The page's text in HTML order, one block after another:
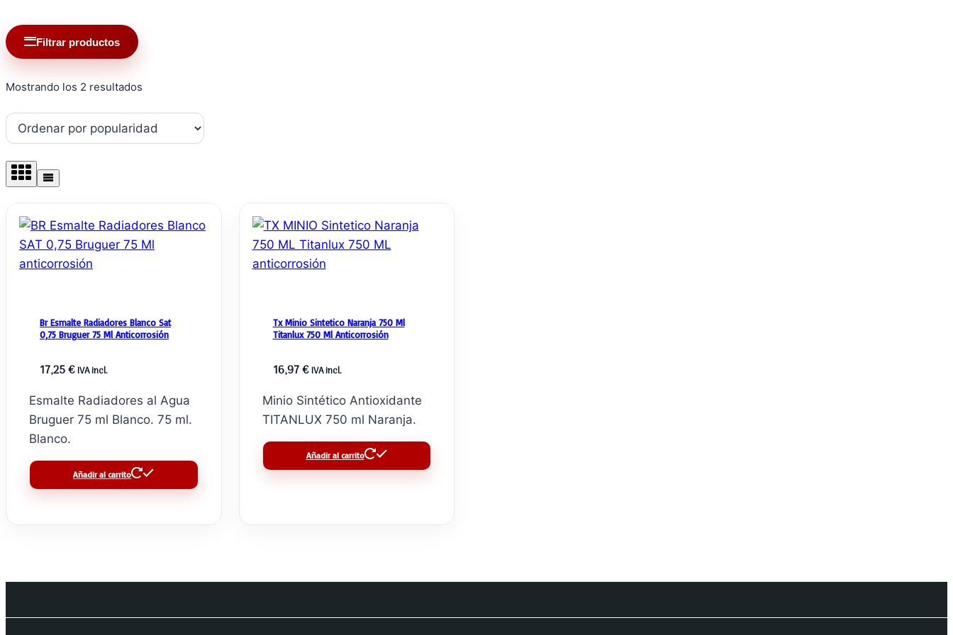
Filtrar productos
Mostrando los 2 resultados
popularidad
Br Esmalte Radiadores Blanco Sat
0,75 Bruguer 75 Ml Anticorrosión
17,25€ IVA incl.
Esmalte Radiadores al Agua
Bruguer 75 ml Blanco. 75 ml.
Blanco.
Añadir al carrito
Tx Minio Sintetico Naranja 750 Ml
Titanlux 750 Ml Anticorrosión
16,97€ IVA incl.
Minio Sintético Antioxidante
TITANLUX 750 ml Naranja.
Añadir al carrito